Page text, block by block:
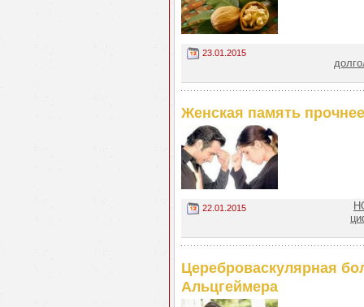
23.01.2015
Женская память
22.01.2015
Цереброваскулярная
Альцгеймера